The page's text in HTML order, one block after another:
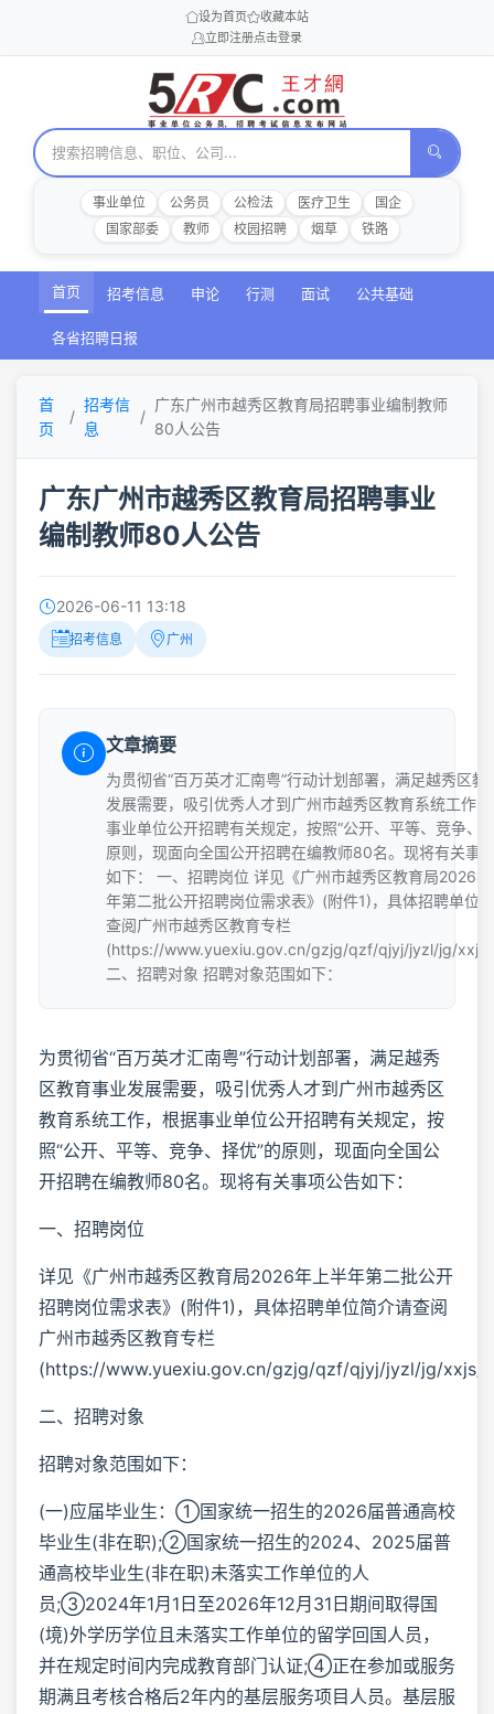
设为首页
收藏本站
立即注册点击登录
事业单位 公务员 公检法 医疗卫生
国企
国家部委
教师 校园招聘 烟草 铁路
首页 招考信息 申论 行测 面试 公共基础
各省招聘日报
首
页
招考信
息
广东广州市越秀区教育局招聘事业编制教师
80人公告
广东广州市越秀区教育局招聘事业
编制教师80人公告
2026-06-11 13:18
招考信息 广州
文章摘要
为贯彻省“百万英才汇南粤”行动计划部署，满足越秀区教
发展需要，吸引优秀人才到广州市越秀区教育系统工作
事业单位公开招聘有关规定，按照“公开、平等、竞争、
原则，现面向全国公开招聘在编教师80名。现将有关事
如下： 一、招聘岗位 详见《广州市越秀区教育局2026
年第二批公开招聘岗位需求表》(附件1)，具体招聘单位
查阅广州市越秀区教育专栏
(https://www.yuexiu.gov.cn/gzjg/qzf/qjyj/jyzl/jg/
二、招聘对象 招聘对象范围如下：
为贯彻省“百万英才汇南粤”行动计划部署，满足越秀
区教育事业发展需要，吸引优秀人才到广州市越秀区
教育系统工作，根据事业单位公开招聘有关规定，按
照“公开、平等、竞争、择优”的原则，现面向全国公
开招聘在编教师80名。现将有关事项公告如下：
一、招聘岗位
详见《广州市越秀区教育局2026年上半年第二批公开
招聘岗位需求表》(附件1)，具体招聘单位简介请查阅
广州市越秀区教育专栏
(https://www.yuexiu.gov.cn/gzjg/qzf/qjyj/jyzl/jg/xxjs/
二、招聘对象
招聘对象范围如下：
(一)应届毕业生：①国家统一招生的2026届普通高校
毕业生(非在职);②国家统一招生的2024、2025届普
通高校毕业生(非在职)未落实工作单位的人
员;③2024年1月1日至2026年12月31日期间取得国
(境)外学历学位且未落实工作单位的留学回国人员，
并在规定时间内完成教育部门认证;④正在参加或服务
期满且考核合格后2年内的基层服务项目人员。基层服